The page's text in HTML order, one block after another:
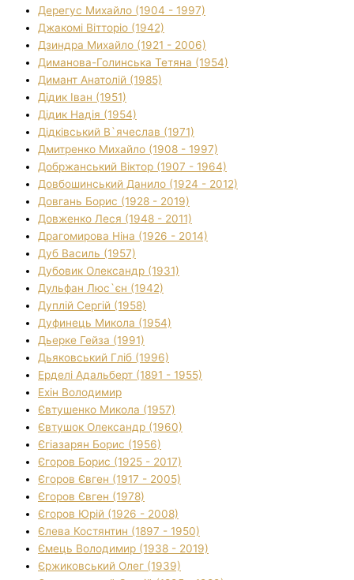
Дерегус Михайло (1904 - 1997)
Джакомі Вітторіо (1942)
Дзиндра Михайло (1921 - 2006)
Диманова-Голинська Тетяна (1954)
Димант Анатолій (1985)
Дідик Іван (1951)
Дідик Надія (1954)
Дідківський В`ячеслав (1971)
Дмитренко Михайло (1908 - 1997)
Добржанський Віктор (1907 - 1964)
Довбошинський Данило (1924 - 2012)
Довгань Борис (1928 - 2019)
Довженко Леся (1948 - 2011)
Драгомирова Ніна (1926 - 2014)
Дуб Василь (1957)
Дубовик Олександр (1931)
Дульфан Люс`єн (1942)
Дуплій Сергій (1958)
Дуфинець Микола (1954)
Дьерке Гейза (1991)
Дьяковський Гліб (1996)
Ерделі Адальберт (1891 - 1955)
Ехін Володимир
Євтушенко Микола (1957)
Євтушок Олександр (1960)
Єгіазарян Борис (1956)
Єгоров Борис (1925 - 2017)
Єгоров Євген (1917 - 2005)
Єгоров Євген (1978)
Єгоров Юрій (1926 - 2008)
Єлева Костянтин (1897 - 1950)
Ємець Володимир (1938 - 2019)
Єржиковський Олег (1939)